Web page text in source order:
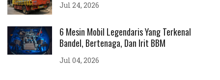
Jul 24, 2026
6 Mesin Mobil Legendaris Yang Terkenal
Bandel, Bertenaga, Dan Irit BBM
Jul 04, 2026